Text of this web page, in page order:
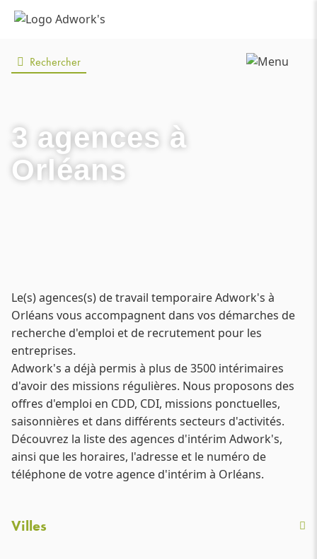
Rechercher
3 agences à
Orléans
Le(s) agences(s) de travail temporaire Adwork's à
Orléans vous accompagnent dans vos démarches de
recherche d'emploi et de recrutement pour les
entreprises.
Adwork's a déjà permis à plus de 3500 intérimaires
d'avoir des missions régulières. Nous proposons des
offres d'emploi en CDD, CDI, missions ponctuelles,
saisonnières et dans différents secteurs d'activités.
Découvrez la liste des agences d'intérim Adwork's,
ainsi que les horaires, l'adresse et le numéro de
téléphone de votre agence d'intérim à Orléans.
Villes